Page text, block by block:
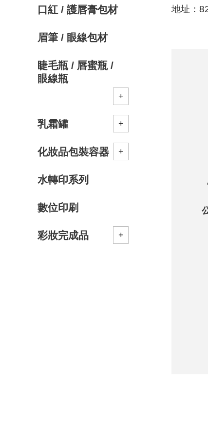
口紅 / 護唇膏包材
眉筆 / 眼線包材
睫毛瓶 / 唇蜜瓶 /
眼線瓶
乳霜罐
化妝品包裝容器
水轉印系列
數位印刷
彩妝完成品
地址：